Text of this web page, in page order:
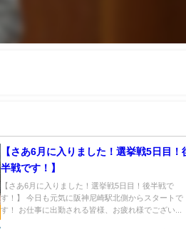
【さあ6月に入りました！選挙戦5日目！
半戦です！】
【さあ6月に入りました！選挙戦5日目！後半戦で
す！】 今日も元気に阪神尼崎駅北側からスタートで
す！ お仕事に出勤される皆様、お疲れ様でござい...